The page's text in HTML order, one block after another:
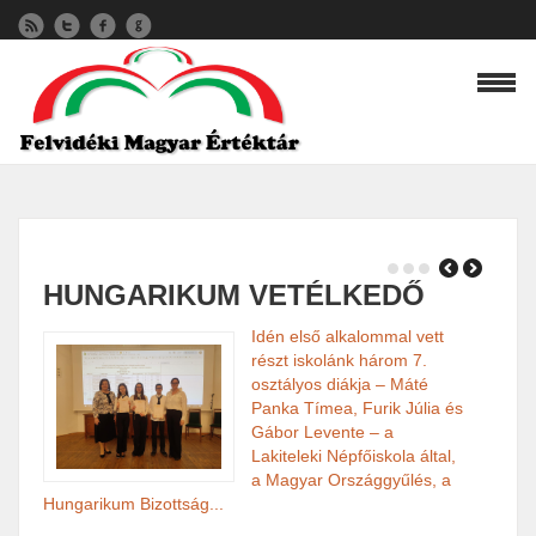
HUNGARIKUM VETÉLKEDŐ
Idén első alkalommal vett
részt iskolánk három 7.
osztályos diákja – Máté
Panka Tímea, Furik Júlia és
Gábor Levente – a
Lakiteleki Népfőiskola által,
a Magyar Országgyűlés, a
Hungarikum Bizottság...